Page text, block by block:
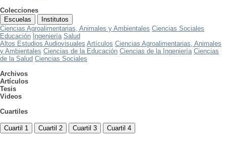
Colecciones
Escuelas
Institutos
Ciencias Agroalimentarias, Animales y Ambientales Ciencias Sociales
Educación Ingeniería Salud
Altos Estudios Audiovisuales Artículos Ciencias Agroalimentarias, Animales
y Ambientales Ciencias de la Educación Ciencias de la Ingeniería Ciencias
de la Salud Ciencias Sociales
Archivos
Artículos
Tesis
Videos
Cuartiles
Cuartil 1 Cuartil 2 Cuartil 3 Cuartil 4